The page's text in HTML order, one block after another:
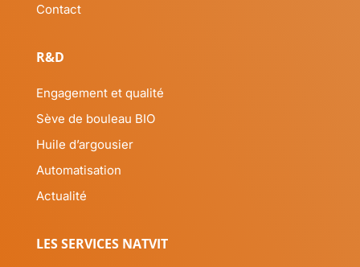
Contact
R&D
Engagement et qualité
Sève de bouleau BIO
Huile d’argousier
Automatisation
Actualité
LES SERVICES NATVIT